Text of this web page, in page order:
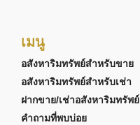
เมนู
อสังหาริมทรัพย์สำหรับขาย
อสังหาริมทรัพย์สำหรับเช่า
ฝากขาย/เช่าอสังหาริมทรัพย์
คำถามที่พบบ่อย